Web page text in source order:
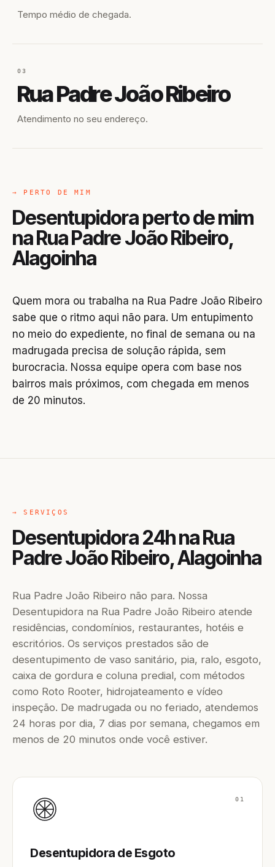
Tempo médio de chegada.
03
Rua Padre João Ribeiro
Atendimento no seu endereço.
→ PERTO DE MIM
Desentupidora perto de mim
na Rua Padre João Ribeiro,
Alagoinha
Quem mora ou trabalha na Rua Padre João Ribeiro
sabe que o ritmo aqui não para. Um entupimento
no meio do expediente, no final de semana ou na
madrugada precisa de solução rápida, sem
burocracia. Nossa equipe opera com base nos
bairros mais próximos, com chegada em menos
de 20 minutos.
→ SERVIÇOS
Desentupidora 24h na Rua
Padre João Ribeiro, Alagoinha
Rua Padre João Ribeiro não para. Nossa
Desentupidora na Rua Padre João Ribeiro atende
residências, condomínios, restaurantes, hotéis e
escritórios. Os serviços prestados são de
desentupimento de vaso sanitário, pia, ralo, esgoto,
caixa de gordura e coluna predial, com métodos
como Roto Rooter, hidrojateamento e vídeo
inspeção. De madrugada ou no feriado, atendemos
24 horas por dia, 7 dias por semana, chegamos em
menos de 20 minutos onde você estiver.
01
Desentupidora de Esgoto